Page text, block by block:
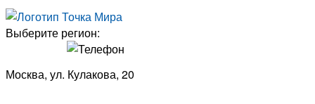
Выберите регион:
Москва, ул. Кулакова, 20